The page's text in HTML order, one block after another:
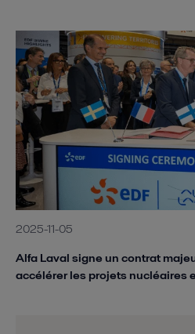
2025-11-05
Alfa Laval signe un contrat
accélérer les projets nucléaires